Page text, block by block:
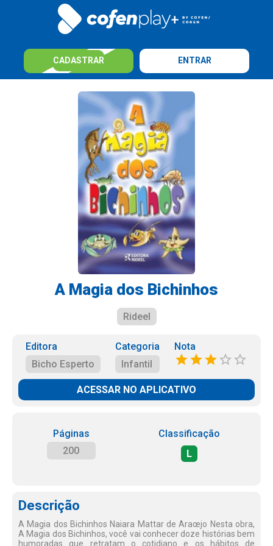
CADASTRAR ENTRAR
A Magia dos Bichinhos
Rideel
Editora
Bicho Esperto
Categoria
Infantil
Nota
ACESSAR NO APLICATIVO
Páginas
200
Classificação
L
Descrição
A Magia dos Bichinhos Naiara Mattar de Araœjo Nesta obra,
A Magia dos Bichinhos, você vai conhecer doze histórias bem
humoradas que retratam o cotidiano e os hábitos de